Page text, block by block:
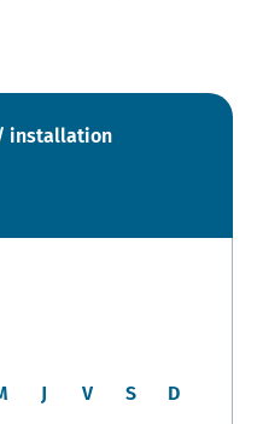
installation
J V S D